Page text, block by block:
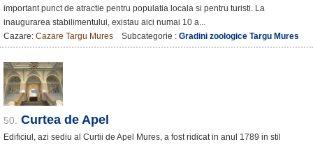
important punct de atractie pentru populatia locala si pentru turisti. La
inaugurarea stabilimentului, existau aici numai 10 a...
Cazare: Cazare Targu Mures Subcategorie : Gradini zoologice Targu Mures
50. Curtea de Apel
Edificiul, azi sediu al Curtii de Apel Mures, a fost ridicat in anul 1789 in stil